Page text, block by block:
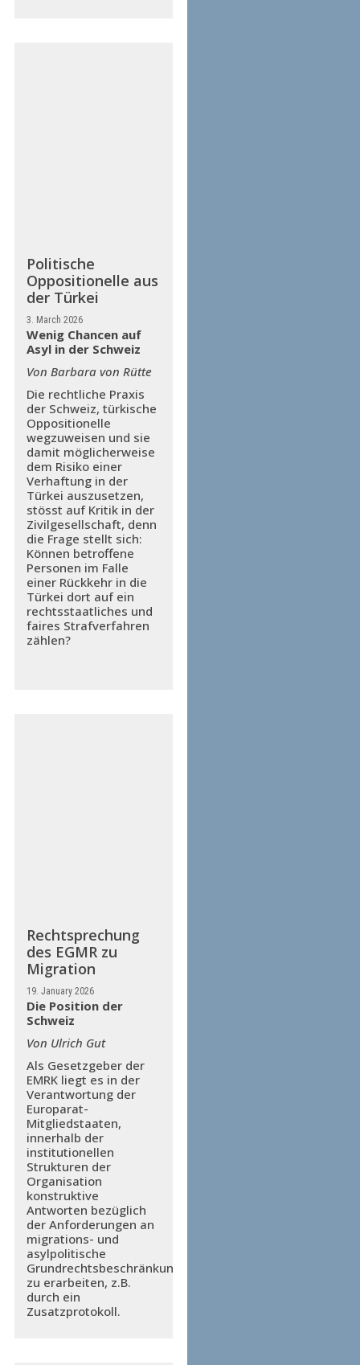
Politische
Oppositionelle aus
der Türkei
3. March 2026
Wenig Chancen auf
Asyl in der Schweiz
Von Barbara von Rütte
Die rechtliche Praxis
der Schweiz, türkische
Oppositionelle
wegzuweisen und sie
damit möglicherweise
dem Risiko einer
Verhaftung in der
Türkei auszusetzen,
stösst auf Kritik in der
Zivilgesellschaft, denn
die Frage stellt sich:
Können betroffene
Personen im Falle
einer Rückkehr in die
Türkei dort auf ein
rechtsstaatliches und
faires Strafverfahren
zählen?
Rechtsprechung
des EGMR zu
Migration
19. January 2026
Die Position der
Schweiz
Von Ulrich Gut
Als Gesetzgeber der
EMRK liegt es in der
Verantwortung der
Europarat-
Mitgliedstaaten,
innerhalb der
institutionellen
Strukturen der
Organisation
konstruktive
Antworten bezüglich
der Anforderungen an
migrations- und
asylpolitische
Grundrechtsbeschränkungen
zu erarbeiten, z.B.
durch ein
Zusatzprotokoll.